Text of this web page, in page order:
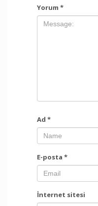
Yorum *
Ad *
E-posta *
İnternet sitesi